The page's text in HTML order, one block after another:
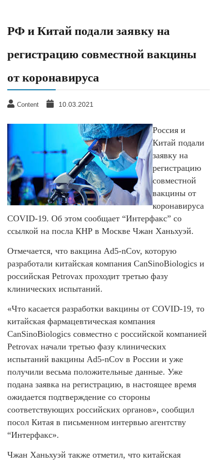
РФ и Китай подали заявку на
регистрацию совместной вакцины
от коронавируса
Content 10.03.2021
Россия и
Китай подали
заявку на
регистрацию
совместной
вакцины от
коронавируса
COVID-19. Об этом сообщает “Интерфакс” со
ссылкой на посла КНР в Москве Чжан Ханьхуэй.
Отмечается, что вакцина Ad5-nCov, которую
разработали китайская компания CanSinoBiologics и
российская Petrovax проходит третью фазу
клинических испытаний.
«Что касается разработки вакцины от COVID-19, то
китайская фармацевтическая компания
CanSinoBiologics совместно с российской компанией
Petrovax начали третью фазу клинических
испытаний вакцины Ad5-nCov в России и уже
получили весьма положительные данные. Уже
подана заявка на регистрацию, в настоящее время
ожидается подтверждение со стороны
соответствующих российских органов», сообщил
посол Китая в письменном интервью агентству
“Интерфакс».
Чжан Ханьхуэй также отметил, что китайская